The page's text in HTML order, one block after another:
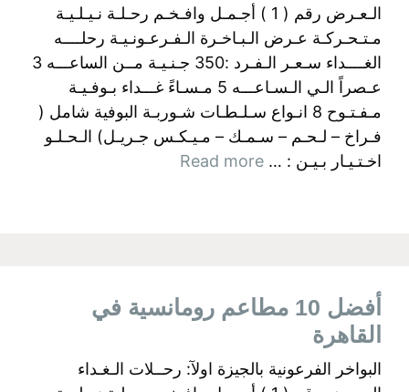
الـعـرض رقم ( 1 ) أجـمـل وافـخـم رحـلـة نـيـلـيـة
مـتـحـركـة عـرض الـبـاخـرة الـفـرعـونـيـة رحلــــه
الغــــداء سـعـر الـفـرد :350 جـنـيـة مــن الساعـــه 3
عـصراً الـي الـسـاعـــه 5 مـسـاءً غـــداء بـوفـيـة
مـفـتـوح 8 انـواع سـلـطـات شـوربـة البوفية شامل (
فـراخ – لـحـم – سـمـك – مـيـكـس جـريـل) الـحـلـو
اخـتـيـار بـيـن : … Read more
أفضل 10 مطاعم رومانسية في
القاهرة
البواخر الفرعونية بالجيزة اولآ: رحــلات الـغـداء